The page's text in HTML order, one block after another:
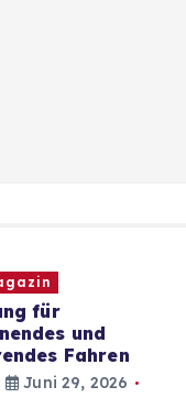
für
und
Fahren
Juni 29, 2026